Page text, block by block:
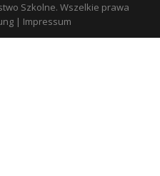
Szkolne. Wszelkie prawa
| Impressum